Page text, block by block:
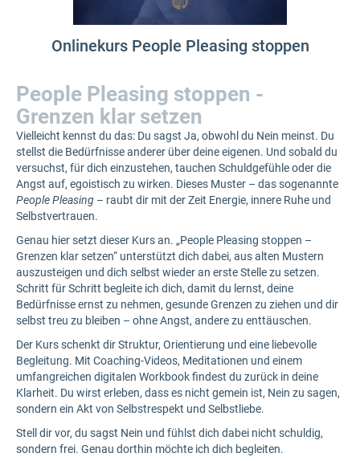
Onlinekurs People Pleasing stoppen
People Pleasing stoppen -
Grenzen klar setzen
Vielleicht kennst du das: Du sagst Ja, obwohl du Nein meinst. Du
stellst die Bedürfnisse anderer über deine eigenen. Und sobald du
versuchst, für dich einzustehen, tauchen Schuldgefühle oder die
Angst auf, egoistisch zu wirken. Dieses Muster – das sogenannte
People Pleasing – raubt dir mit der Zeit Energie, innere Ruhe und
Selbstvertrauen.
Genau hier setzt dieser Kurs an. „People Pleasing stoppen –
Grenzen klar setzen“ unterstützt dich dabei, aus alten Mustern
auszusteigen und dich selbst wieder an erste Stelle zu setzen.
Schritt für Schritt begleite ich dich, damit du lernst, deine
Bedürfnisse ernst zu nehmen, gesunde Grenzen zu ziehen und dir
selbst treu zu bleiben – ohne Angst, andere zu enttäuschen.
Der Kurs schenkt dir Struktur, Orientierung und eine liebevolle
Begleitung. Mit Coaching-Videos, Meditationen und einem
umfangreichen digitalen Workbook findest du zurück in deine
Klarheit. Du wirst erleben, dass es nicht gemein ist, Nein zu sagen,
sondern ein Akt von Selbstrespekt und Selbstliebe.
Stell dir vor, du sagst Nein und fühlst dich dabei nicht schuldig,
sondern frei. Genau dorthin möchte ich dich begleiten.